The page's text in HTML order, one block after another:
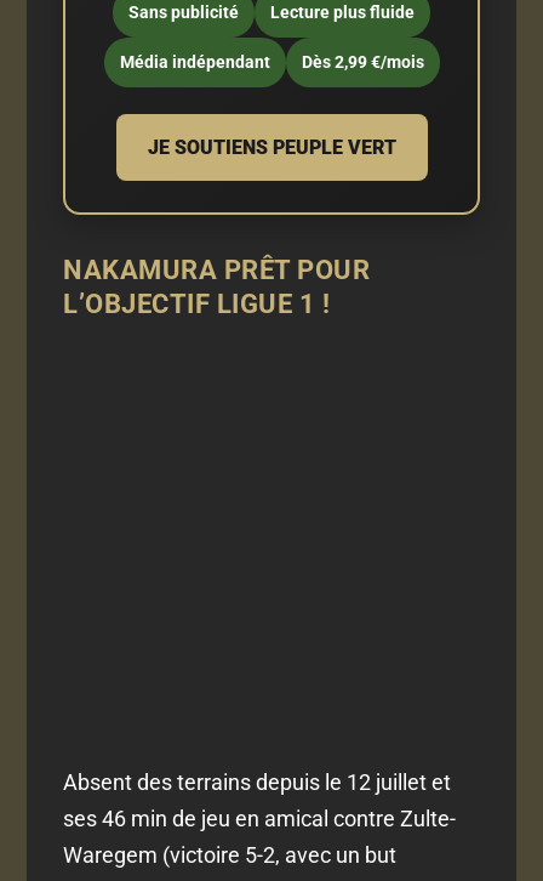
Sans publicité Lecture plus fluide
Média indépendant Dès 2,99 €/mois
JE SOUTIENS PEUPLE VERT
NAKAMURA PRÊT POUR
L’OBJECTIF LIGUE 1 !
Absent des terrains depuis le 12 juillet et
ses 46 min de jeu en amical contre Zulte-
Waregem (victoire 5-2, avec un but